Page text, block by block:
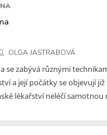
OLGA JASTRABOVÁ
se zabývá různými
a její počátky se objevují
lékařství neléčí samotnou